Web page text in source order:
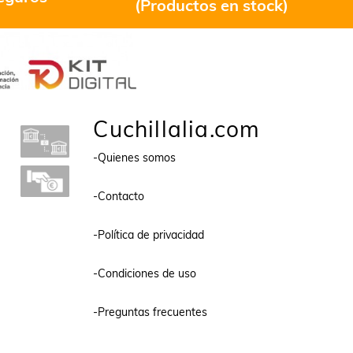
(Productos en stock)
Cuchillalia.com
-Quienes somos
-Contacto
-Política de privacidad
-Condiciones de uso
-Preguntas frecuentes